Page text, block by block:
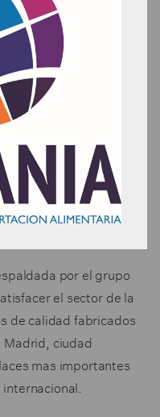
por el grupo
el sector de la
de calidad fabricados
Madrid, ciudad
mas importantes